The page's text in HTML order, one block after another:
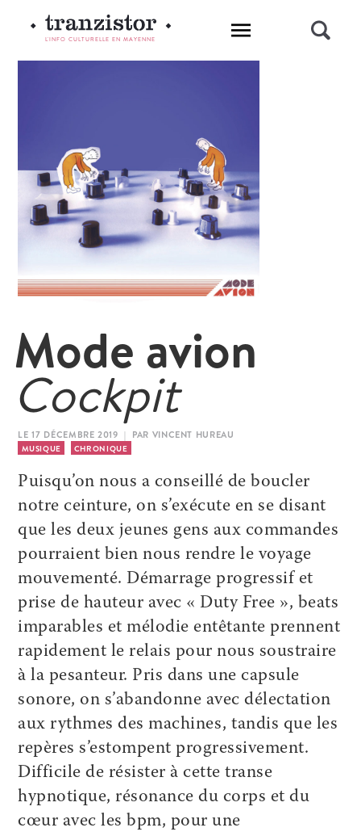
L'INFO CULTURELLE EN MAYENNE
Mode avion
Cockpit
LE 17 DÉCEMBRE 2019 | PAR VINCENT HUREAU
MUSIQUE CHRONIQUE
Puisqu’on nous a conseillé de boucler
notre ceinture, on s’exécute en se disant
que les deux jeunes gens aux commandes
pourraient bien nous rendre le voyage
mouvementé. Démarrage progressif et
prise de hauteur avec « Duty Free », beats
imparables et mélodie entêtante prennent
rapidement le relais pour nous soustraire
à la pesanteur. Pris dans une capsule
sonore, on s’abandonne avec délectation
aux rythmes des machines, tandis que les
repères s’estompent progressivement.
Difficile de résister à cette transe
hypnotique, résonance du corps et du
cœur avec les bpm, pour une